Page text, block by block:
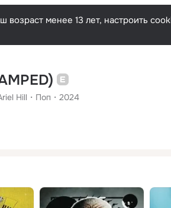
менее 13 лет, настроить
Hill Поп 2024